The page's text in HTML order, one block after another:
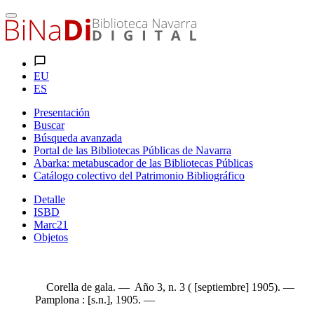
EU
ES
Presentación
Buscar
Búsqueda avanzada
Portal de las Bibliotecas Públicas de Navarra
Abarka: metabuscador de las Bibliotecas Públicas
Catálogo colectivo del Patrimonio Bibliográfico
Detalle
ISBD
Marc21
Objetos
Corella de gala. — Año 3, n. 3 ( [septiembre] 1905). —
Pamplona : [s.n.], 1905. —